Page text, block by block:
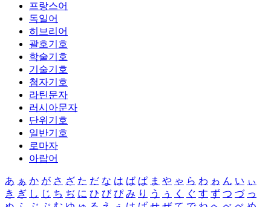
프랑스어
독일어
히브리어
괄호기호
학술기호
기술기호
첨자기호
라틴문자
러시아문자
단위기호
일반기호
로마자
아랍어
あ ぁ か が さ ざ た だ な は ば ぱ ま や ゃ ら わ ゎ ん い ぃ
き ぎ し じ ち ぢ に ひ び ぴ み り う ぅ く ぐ す ず つ づ っ